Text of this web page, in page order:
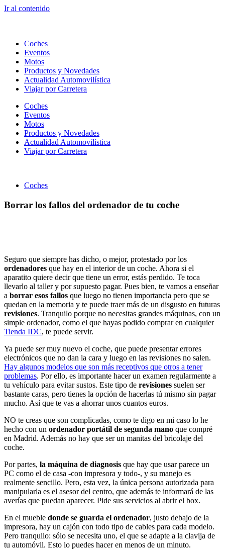
Ir al contenido
Coches
Eventos
Motos
Productos y Novedades
Actualidad Automovilística
Viajar por Carretera
Coches
Eventos
Motos
Productos y Novedades
Actualidad Automovilística
Viajar por Carretera
Coches
Borrar los fallos del ordenador de tu coche
Seguro que siempre has dicho, o mejor, protestado por los
ordenadores que hay en el interior de un coche. Ahora si el
aparatito quiere decir que tiene un error, estás perdido. Te toca
llevarlo al taller y por supuesto pagar. Pues bien, te vamos a enseñar
a borrar esos fallos que luego no tienen importancia pero que se
quedan en la memoria y te puede traer más de un disgusto en futuras
revisiones. Tranquilo porque no necesitas grandes máquinas, con un
simple ordenador, como el que hayas podido comprar en cualquier
Tienda IDC, te puede servir.
Ya puede ser muy nuevo el coche, que puede presentar errores
electrónicos que no dan la cara y luego en las revisiones no salen.
Hay algunos modelos que son más receptivos que otros a tener
problemas. Por ello, es importante hacer un examen regularmente a
tu vehículo para evitar sustos. Este tipo de revisiones suelen ser
bastante caras, pero tienes la opción de hacerlas tú mismo sin pagar
mucho. Así que te vas a ahorrar unos cuantos euros.
NO te creas que son complicadas, como te digo en mi caso lo he
hecho con un ordenador portátil de segunda mano que compré
en Madrid. Además no hay que ser un manitas del bricolaje del
coche.
Por partes, la máquina de diagnosis que hay que usar parece un
PC como el de casa -con impresora y todo-, y su manejo es
realmente sencillo. Pero, esta vez, la única persona autorizada para
manipularla es el asesor del centro, que además te informará de las
averías que puedan aparecer. Pide sus servicios al abrir el box.
En el mueble donde se guarda el ordenador, justo debajo de la
impresora, hay un cajón con todo tipo de cables para cada modelo.
Pero tranquilo: sólo se necesita uno, el que se adapte a la clavija de
tu automóvil. Esto lo puedes hacer en menos de un minuto.